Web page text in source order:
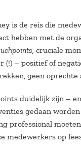
is de reis die
hebben met de
cruciale
(!) – positief of
geen
duidelijk zijn –
gedaan
professional
medewerkers op